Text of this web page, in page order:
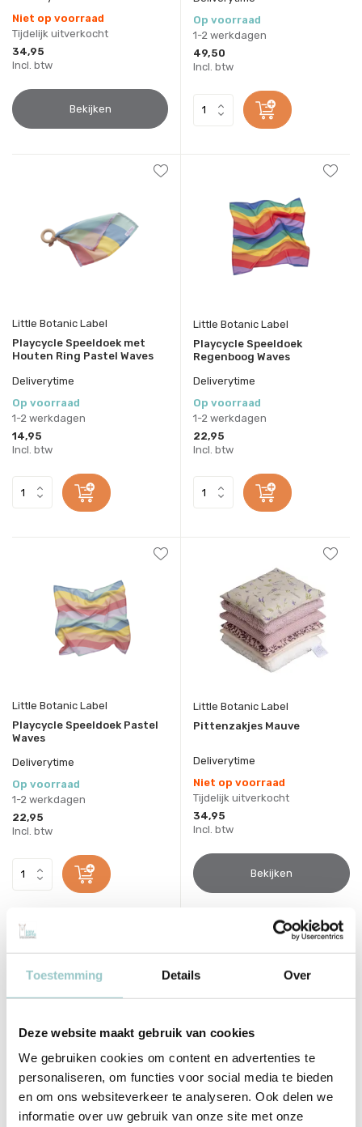
Toestemming Details Over
Deze website maakt gebruik van cookies
We gebruiken cookies om content en advertenties te
personaliseren, om functies voor social media te bieden
en om ons websiteverkeer te analyseren. Ook delen we
informatie over uw gebruik van onze site met onze
Niet op voorraad
Tijdelijk uitverkocht
34,95
Incl. btw
Bekijken
Op voorraad
1-2 werkdagen
49,50
Incl. btw
Little Botanic Label
Playcycle Speeldoek met
Houten Ring Pastel Waves
Deliverytime
Op voorraad
1-2 werkdagen
14,95
Incl. btw
Little Botanic Label
Playcycle Speeldoek
Regenboog Waves
Deliverytime
Op voorraad
1-2 werkdagen
22,95
Incl. btw
Little Botanic Label
Playcycle Speeldoek Pastel
Waves
Deliverytime
Op voorraad
1-2 werkdagen
22,95
Incl. btw
Little Botanic Label
Pittenzakjes Mauve
Deliverytime
Niet op voorraad
Tijdelijk uitverkocht
34,95
Incl. btw
Bekijken
sale 17%
Little Botanic Label
Mini-Set